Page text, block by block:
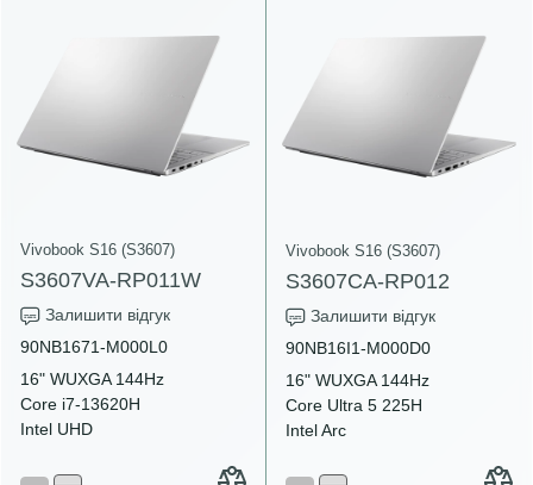
Vivobook S16 (S3607)
S3607VA-RP011W
Залишити відгук
90NB1671-M000L0
16" WUXGA 144Hz
Core i7-13620H
Intel UHD
Vivobook S16 (S3607)
S3607CA-RP012
Залишити відгук
90NB16I1-M000D0
16" WUXGA 144Hz
Core Ultra 5 225H
Intel Arc